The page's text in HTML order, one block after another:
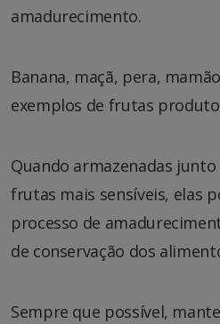
amadurecimento.
Banana, maçã, pera,
exemplos de frutas
Quando armazenadas
frutas mais sensíveis, elas
processo de
de conservação dos
Sempre que possível,